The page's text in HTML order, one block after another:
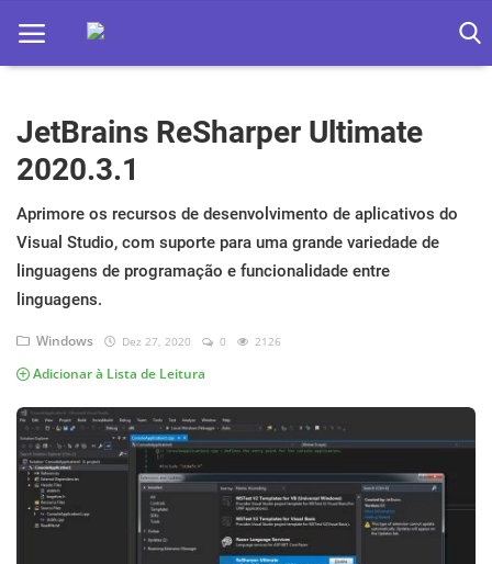
Home
Apps
Ebooks
Games
Música
Jogos hoje na TV
JetBrains ReSharper Ultimate
2020.3.1
Aprimore os recursos de desenvolvimento de aplicativos do
Visual Studio, com suporte para uma grande variedade de
linguagens de programação e funcionalidade entre
linguagens.
Windows Dez 27, 2020 0 2126
Adicionar à Lista de Leitura